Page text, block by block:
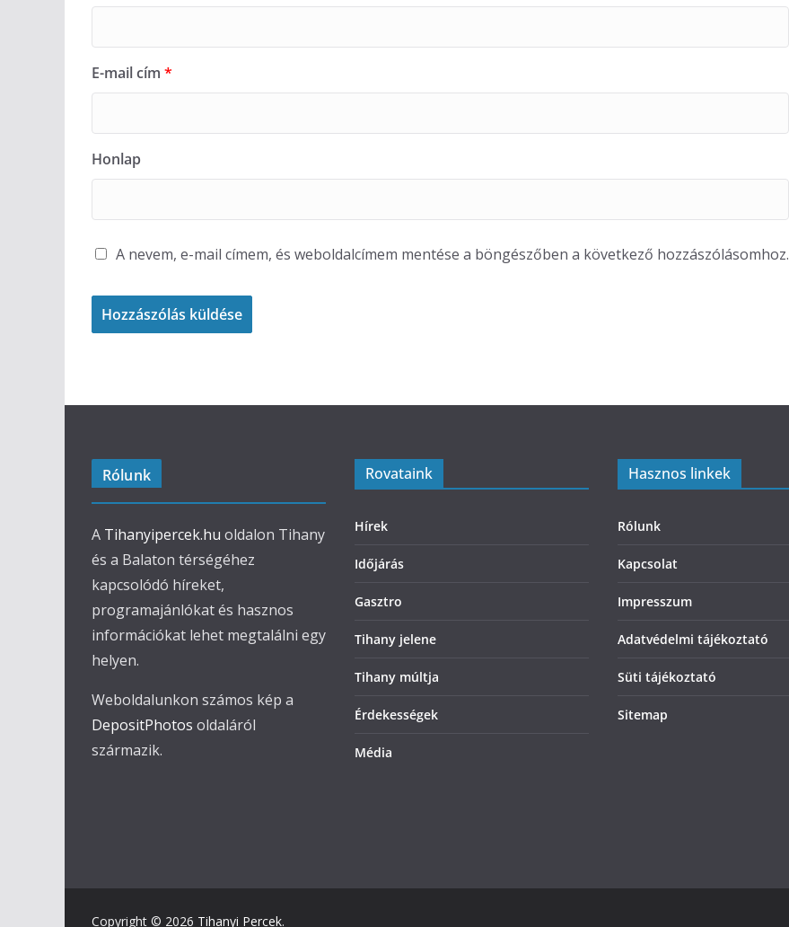
E-mail cím *
Honlap
A nevem, e-mail címem, és weboldalcímem mentése a böngészőben a következő hozzászólásomhoz.
Rólunk
A Tihanyipercek.hu oldalon Tihany
és a Balaton térségéhez
kapcsolódó híreket,
programajánlókat és hasznos
információkat lehet megtalálni egy
helyen.
Weboldalunkon számos kép a
DepositPhotos oldaláról
származik.
Rovataink
Hírek
Időjárás
Gasztro
Tihany jelene
Tihany múltja
Érdekességek
Média
Hasznos linkek
Rólunk
Kapcsolat
Impresszum
Adatvédelmi tájékoztató
Süti tájékoztató
Sitemap
Copyright © 2026 Tihanyi Percek.